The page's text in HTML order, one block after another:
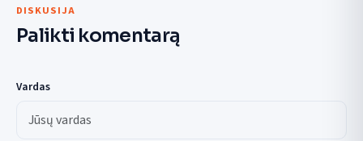
DISKUSIJA
Palikti komentarą
Vardas